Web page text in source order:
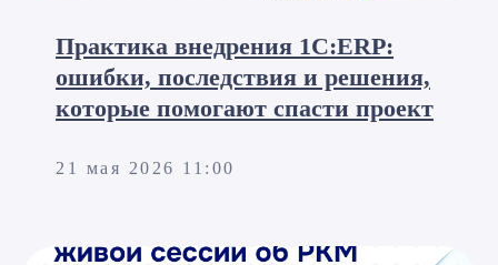
Практика внедрения 1С:ERP:
ошибки, последствия и решения,
которые помогают спасти проект
21 мая 2026 11:00